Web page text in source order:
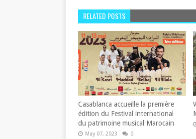
RELATED POSTS
Casablanca accueille la première
édition du Festival international
du patrimoine musical Marocain
May 07, 2023 0